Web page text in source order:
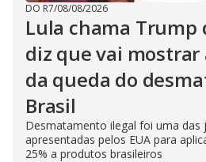
DO R7/08/08/2026
Lula chama Trump
diz que vai mostrar
da queda do
Brasil
Desmatamento ilegal foi uma das
apresentadas pelos EUA para
25% a produtos brasileiros